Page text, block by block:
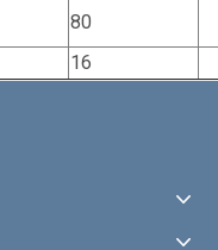
80
16